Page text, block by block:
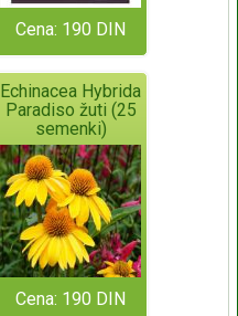
Cena: 190 DIN
Echinacea Hybrida
Paradiso žuti (25
semenki)
Cena: 190 DIN